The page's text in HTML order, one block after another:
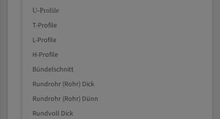
U-Profile
T-Profile
L-Profile
H-Profile
Bündelschnitt
Rundrohr (Rohr) Dick
Rundrohr (Rohr) Dünn
Rundvoll Dick